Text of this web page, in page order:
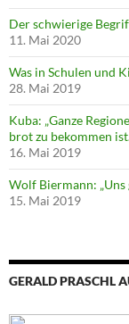
Der schwierige
11. Mai 2020
Was in Schulen und
28. Mai 2019
Kuba: „Ganze
brot zu bekommen
16. Mai 2019
Wolf Biermann: „Uns
15. Mai 2019
GERALD PRASCHL